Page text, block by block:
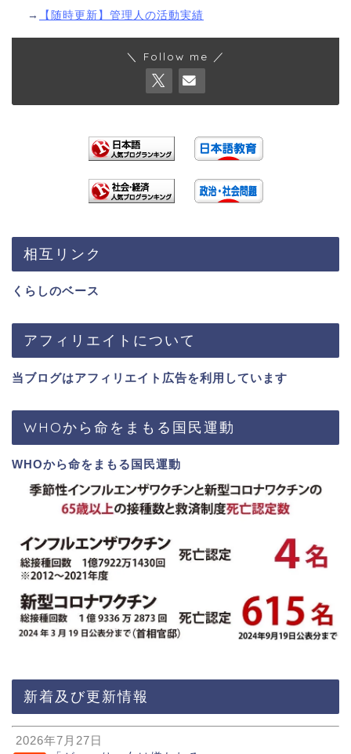
→ 【随時更新】管理人の活動実績
＼ Follow me ／
相互リンク
くらしのベース
アフィリエイトについて
当ブログはアフィリエイト広告を利用しています
WHOから命をまもる国民運動
WHOから命をまもる国民運動
新着及び更新情報
2026年7月27日